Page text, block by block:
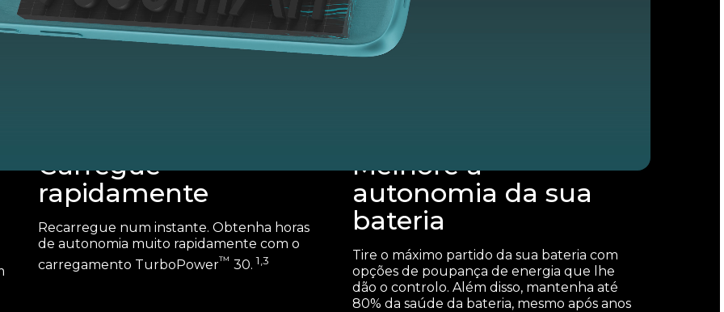
Carregue
rapidamente
Recarregue num instante. Obtenha horas
de autonomia muito rapidamente com o
carregamento TurboPower™ 30. 1,3
Melhore a
autonomia da sua
bateria
Tire o máximo partido da sua bateria com
opções de poupança de energia que lhe
dão o controlo. Além disso, mantenha até
80% da saúde da bateria, mesmo após anos